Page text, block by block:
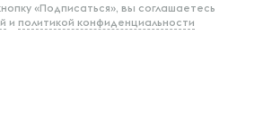
«Подписаться», вы соглашаетесь
и политикой конфиденциальности